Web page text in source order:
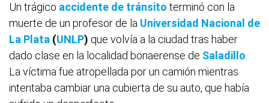
Un trágico accidente de tránsito terminó con la
muerte de un profesor de la Universidad Nacional de
La Plata (UNLP) que volvía a la ciudad tras haber
dado clase en la localidad bonaerense de Saladillo
La víctima fue atropellada por un camión mientras
intentaba cambiar una cubierta de su auto, que había